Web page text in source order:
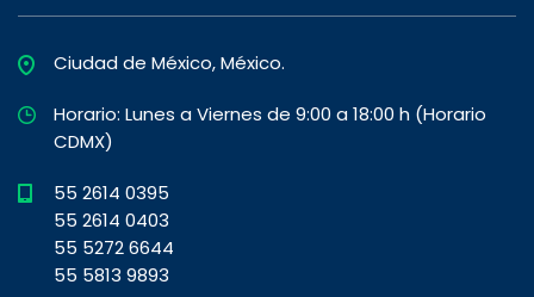
Ciudad de México, México.
Horario: Lunes a Viernes de 9:00 a 18:00 h (Horario
CDMX)
55 2614 0395
55 2614 0403
55 5272 6644
55 5813 9893